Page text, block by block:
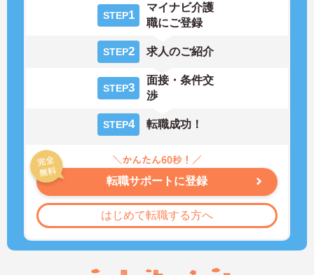
STEP1
マイナビ介護
職にご登録
STEP2 求人のご紹介
STEP3
面接・条件交
渉
STEP4 転職成功！
転職サポートに登録
はじめて転職する方へ